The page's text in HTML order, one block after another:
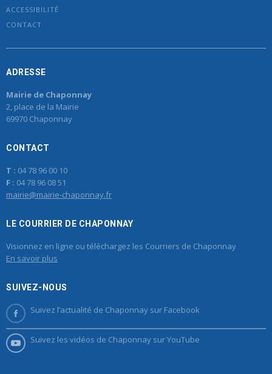
ACCESSIBILITÉ
CONTACT
ADRESSE
Mairie de Chaponnay
2, place de la Mairie
69970 Chaponnay
CONTACT
T : 04 78 96 00 10
F : 04 78 96 08 51
mairie@mairie-chaponnay.fr
LE COURRIER DE CHAPONNAY
Visionnez en ligne ou téléchargez les Courriers de Chaponnay
En savoir plus
SUIVEZ-NOUS
Suivez l’actualité de Chaponnay sur Facebook
Suivez les vidéos de Chaponnay sur YouTube